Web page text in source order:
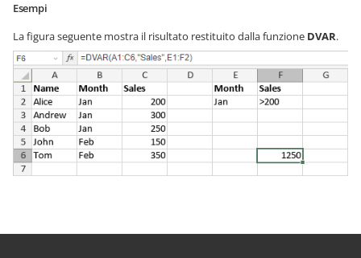
Esempi
La figura seguente mostra il risultato restituito dalla funzione DVAR.